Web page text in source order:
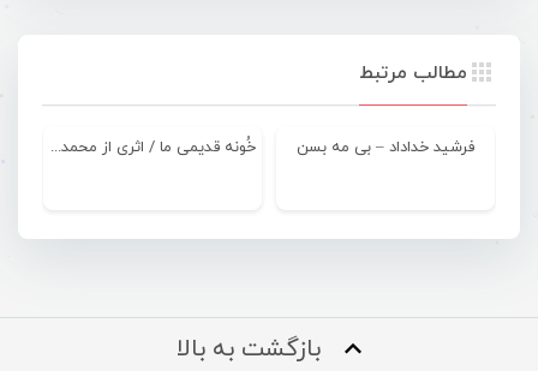
مطالب مرتبط
فرشید خداداد – بی مه بسن خُونه قدیمی ما / اثری از محمد شهبازی
بازگشت به بالا